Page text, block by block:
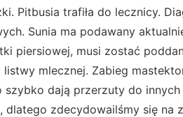
Pitbusia trafiła do lecznicy.
Sunia ma podawany
piersiowej, musi zostać
listwy mlecznej. Zabieg
szybko dają przerzuty do
dlatego zdecydowailśmy się na